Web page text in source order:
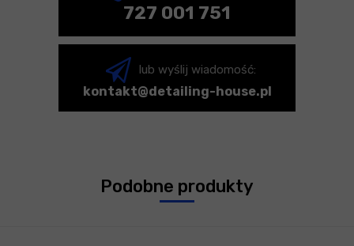
727 001 751
lub wyślij wiadomość:
kontakt@detailing-house.pl
Podobne produkty